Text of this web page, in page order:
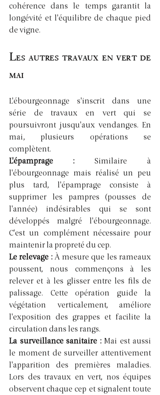
cohérence dans le temps garantit la
longévité et l'équilibre de chaque pied
de vigne.
Les autres travaux en vert de
mai
L'ébourgeonnage s'inscrit dans une
série de travaux en vert qui se
poursuivront jusqu'aux vendanges. En
mai, plusieurs opérations se
complètent.
L'épamprage : Similaire à
l'ébourgeonnage mais réalisé un peu
plus tard, l'épamprage consiste à
supprimer les pampres (pousses de
l'année) indésirables qui se sont
développés malgré l'ébourgeonnage.
C'est un complément nécessaire pour
maintenir la propreté du cep.
Le relevage : À mesure que les rameaux
poussent, nous commençons à les
relever et à les glisser entre les fils de
palissage. Cette opération guide la
végétation verticalement, améliore
l'exposition des grappes et facilite la
circulation dans les rangs.
La surveillance sanitaire : Mai est aussi
le moment de surveiller attentivement
l'apparition des premières maladies.
Lors des travaux en vert, nos équipes
observent chaque cep et signalent toute